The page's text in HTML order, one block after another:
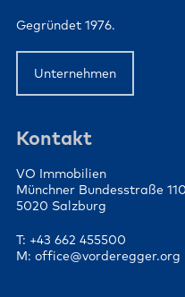
Gegründet 1976.
Unternehmen
Kontakt
VO Immobilien
Münchner Bundesstraße 110
5020 Salzburg
T: +43 662 455500
M: office@vorderegger.org